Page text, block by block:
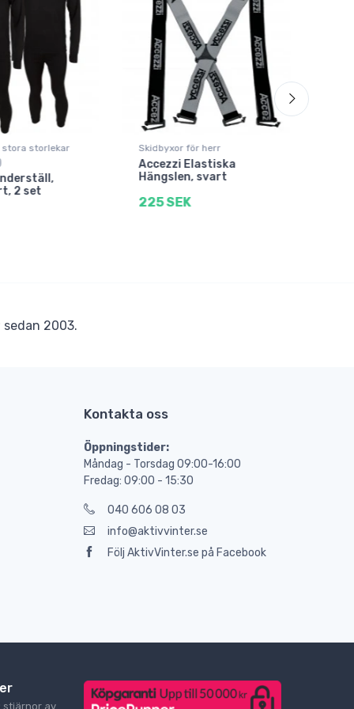
stora storlekar
2 set
Skidbyxor för herr
Accezzi Elastiska
Hängslen, svart
225 SEK
sedan 2003.
Kontakta oss
Öppningstider:
Måndag - Torsdag 09:00-16:00
Fredag: 09:00 - 15:30
040 606 08 03
info@aktivvinter.se
Följ AktivVinter.se på Facebook
stjärnor av